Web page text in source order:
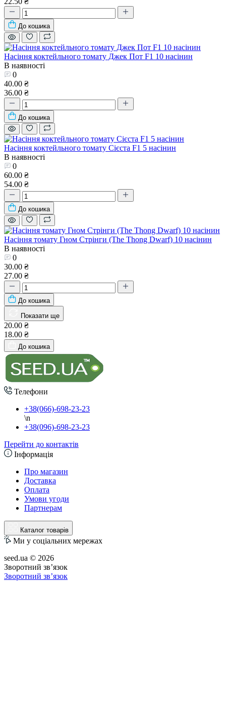
До кошика
Насіння коктейльного томату Джек Пот F1 10 насінин
В наявності
0
40.00 ₴
36.00 ₴
До кошика
Насіння коктейльного томату Сієста F1 5 насінин
В наявності
0
60.00 ₴
54.00 ₴
До кошика
Насіння томату Гном Стрінги (The Thong Dwarf) 10 насінин
В наявності
0
30.00 ₴
27.00 ₴
До кошика
Показати ще
20.00 ₴
18.00 ₴
До кошика
Телефони
+38(066)-698-23-23
\n
+38(096)-698-23-23
Перейти до контактів
Інформація
Про магазин
Доставка
Оплата
Умови угоди
Партнерам
Каталог товарів
Ми у соціальних мережах
seed.ua © 2026
Зворотний зв’язок
Зворотний зв’язок